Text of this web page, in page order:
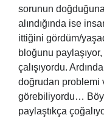
sorunun
alındığında ise
ittiğini gördüm/
bloğunu
çalışıyordu.
doğrudan problemi
görebiliyordu…
paylaştıkça